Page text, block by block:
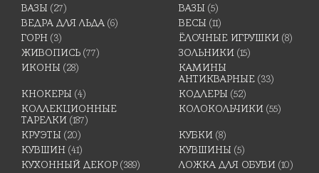
ВАЗЫ (27) ВАЗЫ (5)
ВЕДРА ДЛЯ ЛЬДА (6) ВЕСЫ (11)
ГОРН (3) ЁЛОЧНЫЕ ИГРУШКИ (8)
ЖИВОПИСЬ (77) ЗОЛЬНИКИ (15)
ИКОНЫ (28)
КАМИНЫ
АНТИКВАРНЫЕ (33)
КНОКЕРЫ (4) КОДЛЕРЫ (52)
КОЛЛЕКЦИОННЫЕ
ТАРЕЛКИ (187)
КОЛОКОЛЬЧИКИ (55)
КРУЭТЫ (20) КУБКИ (8)
КУВШИН (41) КУВШИНЫ (5)
КУХОННЫЙ ДЕКОР (389) ЛОЖКА ДЛЯ ОБУВИ (10)